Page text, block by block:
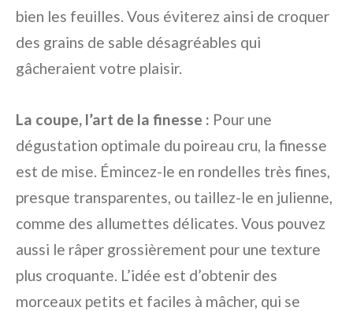
bien les feuilles. Vous éviterez ainsi de croquer
des grains de sable désagréables qui
gâcheraient votre plaisir.
La coupe, l’art de la finesse : Pour une
dégustation optimale du poireau cru, la finesse
est de mise. Émincez-le en rondelles très fines,
presque transparentes, ou taillez-le en julienne,
comme des allumettes délicates. Vous pouvez
aussi le râper grossièrement pour une texture
plus croquante. L’idée est d’obtenir des
morceaux petits et faciles à mâcher, qui se